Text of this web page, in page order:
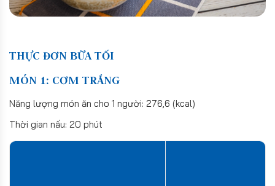
THỰC ĐƠN BỮA TỐI
MÓN 1: CƠM TRẮNG
Năng lượng món ăn cho 1 người: 276,6 (kcal)
Thời gian nấu: 20 phút